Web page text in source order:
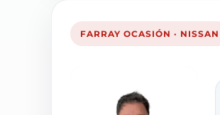
FARRAY OCASIÓN · NISSAN